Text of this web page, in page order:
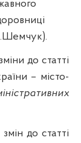
Шемчук).
до статті
– місто-
до статті